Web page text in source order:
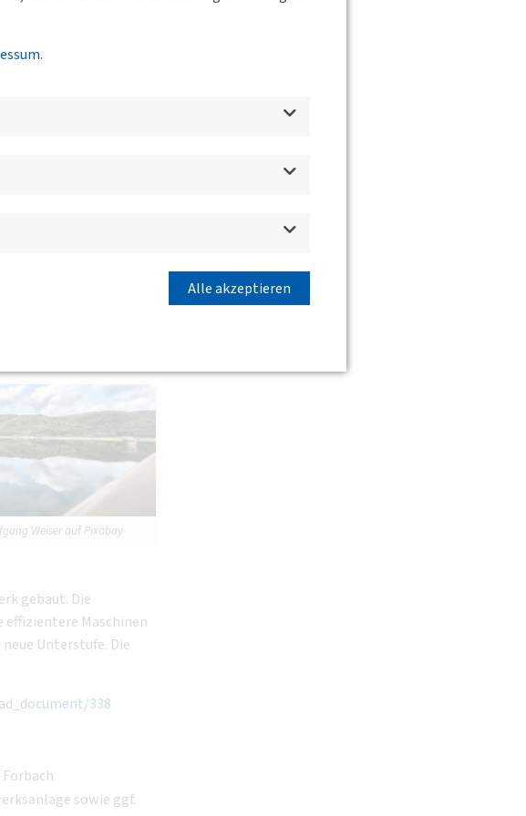
.
Alle akzeptieren
und
Weiser auf Pixabay
gebaut. Die
effizientere Maschinen
Unterstufe. Die
338
sowie ggf.